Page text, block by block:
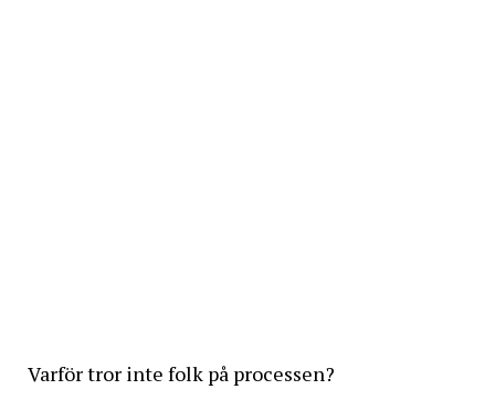
Varför tror inte folk på processen?